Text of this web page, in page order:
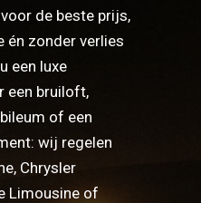
de beste prijs,
én zonder verlies
een luxe
een bruiloft,
of een
wij regelen
, Chrysler
Limousine of